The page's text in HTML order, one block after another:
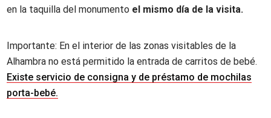
en la taquilla del monumento el mismo día de la visita.
Importante: En el interior de las zonas visitables de la
Alhambra no está permitido la entrada de carritos de bebé.
Existe servicio de consigna y de préstamo de mochilas
porta-bebé.